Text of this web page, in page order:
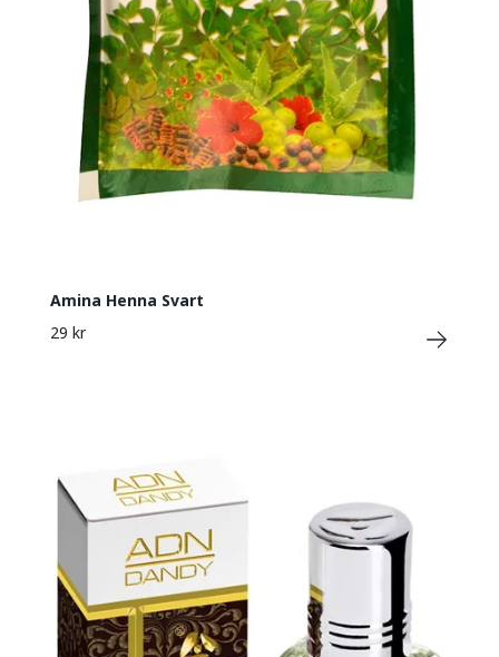
Amina Henna Svart
29 kr